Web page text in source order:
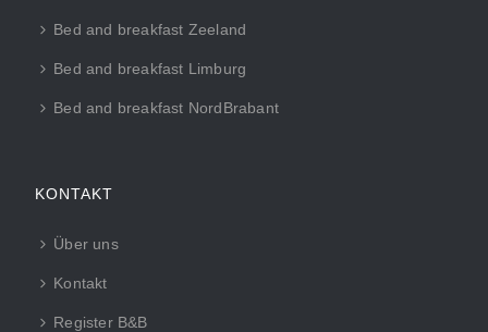
Bed and breakfast Zeeland
Bed and breakfast Limburg
Bed and breakfast NordBrabant
KONTAKT
Über uns
Kontakt
Register B&B